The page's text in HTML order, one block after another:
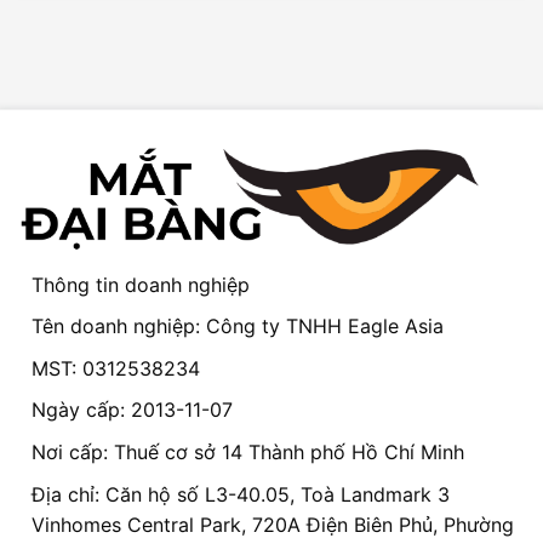
Thông tin doanh nghiệp
Tên doanh nghiệp: Công ty TNHH Eagle Asia
MST: 0312538234
Ngày cấp: 2013-11-07
Nơi cấp: Thuế cơ sở 14 Thành phố Hồ Chí Minh
Địa chỉ: Căn hộ số L3-40.05, Toà Landmark 3
Vinhomes Central Park, 720A Điện Biên Phủ, Phường